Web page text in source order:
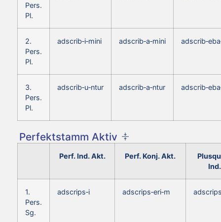
Pers.
Pl.
2.
Pers.
Pl.
adscrib‑i‑mini adscrib‑a‑mini
3.
Pers.
Pl.
adscrib‑u‑ntur adscrib‑a‑ntur
Perfektstamm Aktiv
Perf. Ind. Akt. Perf. Konj. Akt.
1.
Pers.
Sg.
adscrips‑i adscrips‑eri‑m